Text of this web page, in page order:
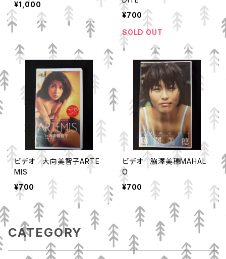
¥1,000
¥700
SOLD OUT
ビデオ 大向美智子ARTE
MIS
¥700
ビデオ 脇澤美穂MAHAL
O
¥700
CATEGORY